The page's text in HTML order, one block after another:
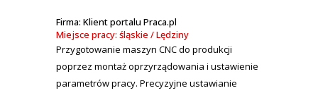
Firma: Klient portalu Praca.pl
Miejsce pracy: śląskie / Lędziny
Przygotowanie maszyn CNC do produkcji
poprzez montaż oprzyrządowania i ustawienie
parametrów pracy. Precyzyjne ustawianie